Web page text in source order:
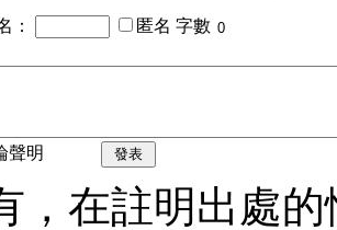
： 匿名 字數
聲明 發表
，在註明出處